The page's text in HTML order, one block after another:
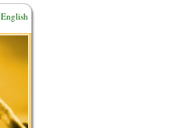
English